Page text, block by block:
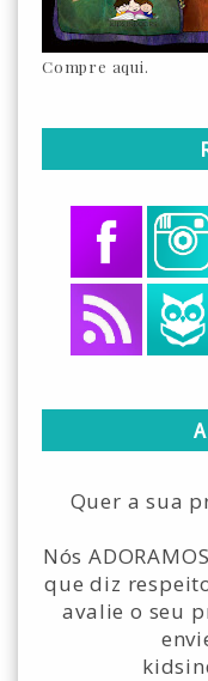
Compre aqui.
Quer a sua
Nós
que diz
avalie o seu